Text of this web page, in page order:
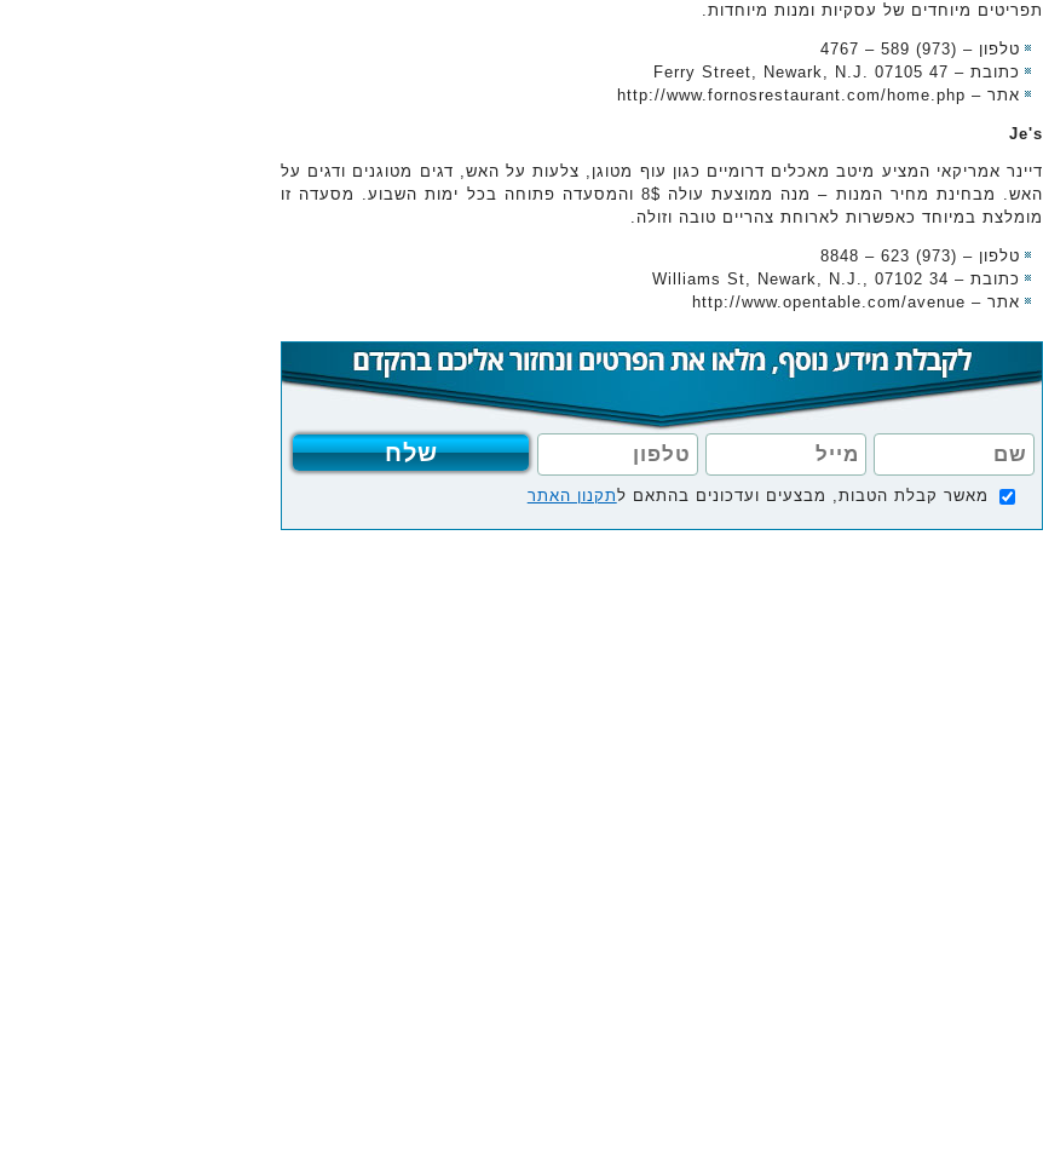
תפריטים מיוחדים של עסקיות ומנות מיוחדות.
טלפון – (973) 589 – 4767
כתובת – 47 Ferry Street, Newark, N.J. 07105
אתר – http://www.fornosrestaurant.com/home.php
Je's
דיינר אמריקאי המציע מיטב מאכלים דרומיים כגון עוף מטוגן, צלעות על האש, דגים מטוגנים ודגים על
האש. מבחינת מחיר המנות – מנה ממוצעת עולה 8$ והמסעדה פתוחה בכל ימות השבוע. מסעדה זו
מומלצת במיוחד כאפשרות לארוחת צהריים טובה וזולה.
טלפון – (973) 623 – 8848
כתובת – 34 Williams St, Newark, N.J., 07102
אתר – http://www.opentable.com/avenue
מאשר קבלת הטבות, מבצעים ועדכונים בהתאם לתקנון האתר